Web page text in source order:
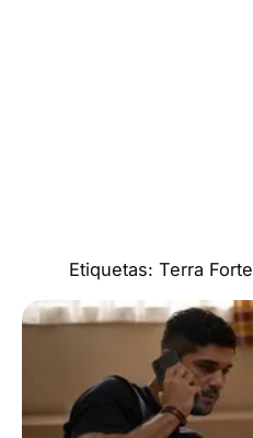
Etiquetas: Terra Forte